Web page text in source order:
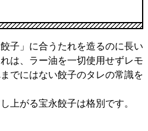
子」に合うたれを造るのに長い
は、ラー油を一切使用せずレモ
でにはない餃子のタレの常識を
上がる宝永餃子は格別です。